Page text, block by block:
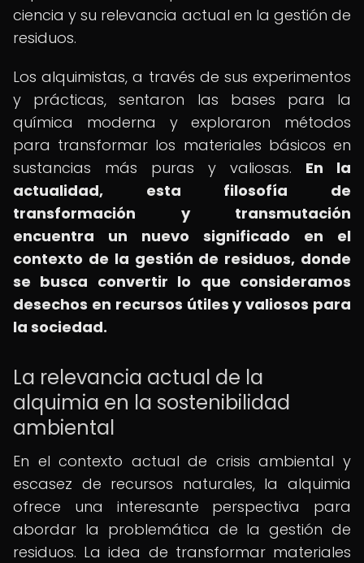
ciencia y su relevancia actual en la gestión de
residuos.
Los alquimistas, a través de sus experimentos
y prácticas, sentaron las bases para la
química moderna y exploraron métodos
para transformar los materiales básicos en
sustancias más puras y valiosas. En la
actualidad, esta filosofía de
transformación y transmutación
encuentra un nuevo significado en el
contexto de la gestión de residuos, donde
se busca convertir lo que consideramos
desechos en recursos útiles y valiosos para
la sociedad.
La relevancia actual de la
alquimia en la sostenibilidad
ambiental
En el contexto actual de crisis ambiental y
escasez de recursos naturales, la alquimia
ofrece una interesante perspectiva para
abordar la problemática de la gestión de
residuos. La idea de transformar materiales